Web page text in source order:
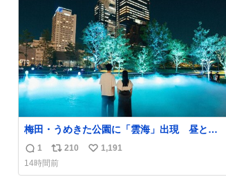
ト
数
数
梅田・うめきた公園に「雲海」出現 昼と夜
で異なる演出、昨年は50万人来場
umeda.keizai.biz/headline/4657/
返
信
1
リ
ポ
210
い
1,191
14時間前